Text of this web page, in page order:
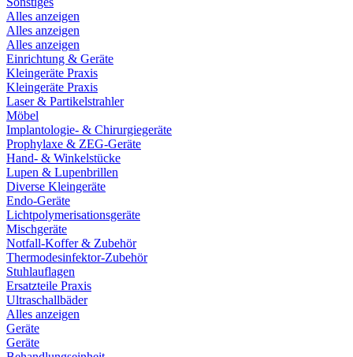
Alles anzeigen
Alles anzeigen
Alles anzeigen
Einrichtung & Geräte
Kleingeräte Praxis
Kleingeräte Praxis
Laser & Partikelstrahler
Möbel
Implantologie- & Chirurgiegeräte
Prophylaxe & ZEG-Geräte
Hand- & Winkelstücke
Lupen & Lupenbrillen
Diverse Kleingeräte
Endo-Geräte
Lichtpolymerisationsgeräte
Mischgeräte
Notfall-Koffer & Zubehör
Thermodesinfektor-Zubehör
Stuhlauflagen
Ersatzteile Praxis
Ultraschallbäder
Alles anzeigen
Geräte
Geräte